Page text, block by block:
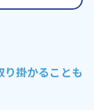
掛かることも